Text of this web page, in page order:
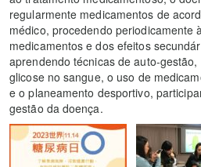
regularmente medicamentos de
médico, procedendo periodicamente
medicamentos e dos efeitos
aprendendo técnicas de auto-
glicose no sangue, o uso de
e o planeamento desportivo,
gestão da doença.